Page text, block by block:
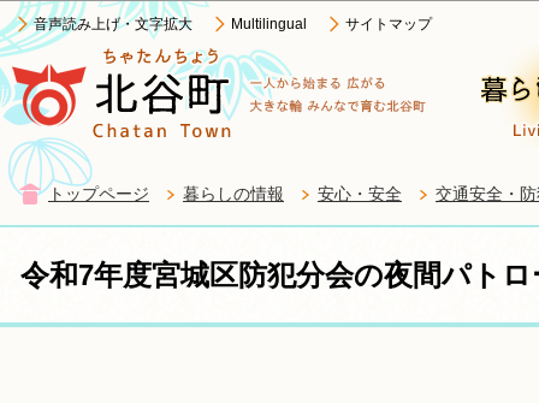
音声読み上げ・文字拡大 Multilingual サイトマップ
トップページ 暮らしの情報 安心・安全 交通安全・
令和7年度宮城区防犯分会の夜間パト